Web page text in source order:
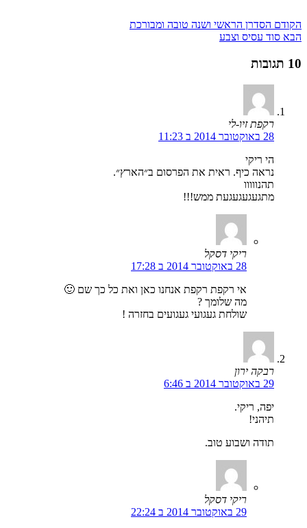
הקודם הסדרן הראשי ושנה טובה ומבורכת
הבא סוד עסיס וצבע
10 תגובות
רקפת זיו-לי
28 באוקטובר 2014 ב 11:23
הי ריקי
נראה כיף. ראית את הפרסום ב״הארץ״.
תהנווווו
מתגעגעגעגעת ממש!!!
ריקי דסקל
28 באוקטובר 2014 ב 17:28
אי רקפת רקפת אנחנו כאן ואת כל כך שם 🙂
מה שלומך ?
שולחת געגועי געגועים בחזרה !
רבקה ירון
29 באוקטובר 2014 ב 6:46
יפה, ריקי.
תיהני!
תודה ושבוע טוב.
ריקי דסקל
29 באוקטובר 2014 ב 22:24